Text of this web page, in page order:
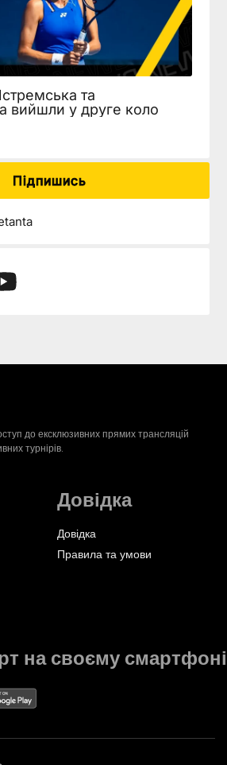
та
вийшли у друге коло
Підпишись
до ексклюзивних прямих трансляцій
турнірів.
Довідка
Довідка
Правила та умови
на своєму смартфоні